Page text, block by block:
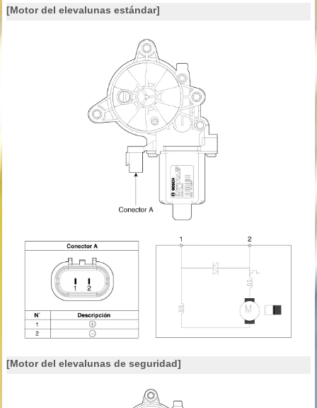
[Motor del elevalunas estándar]
[Motor del elevalunas de seguridad]